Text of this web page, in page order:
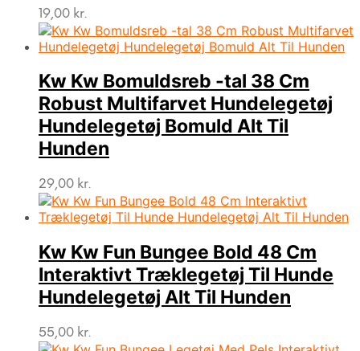
19,00 kr.
Kw Kw Bomuldsreb -tal 38 Cm
Robust Multifarvet Hundelegetøj
Hundelegetøj Bomuld Alt Til
Hunden
29,00 kr.
Kw Kw Fun Bungee Bold 48 Cm
Interaktivt Træklegetøj Til Hunde
Hundelegetøj Alt Til Hunden
55,00 kr.